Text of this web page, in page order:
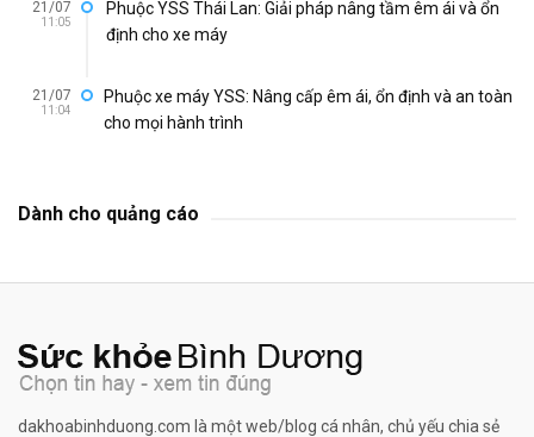
21/07
11:05
Phuộc YSS Thái Lan: Giải pháp nâng tầm êm ái và ổn
định cho xe máy
21/07
11:04
Phuộc xe máy YSS: Nâng cấp êm ái, ổn định và an toàn
cho mọi hành trình
Dành cho quảng cáo
dakhoabinhduong.com là một web/blog cá nhân, chủ yếu chia sẻ